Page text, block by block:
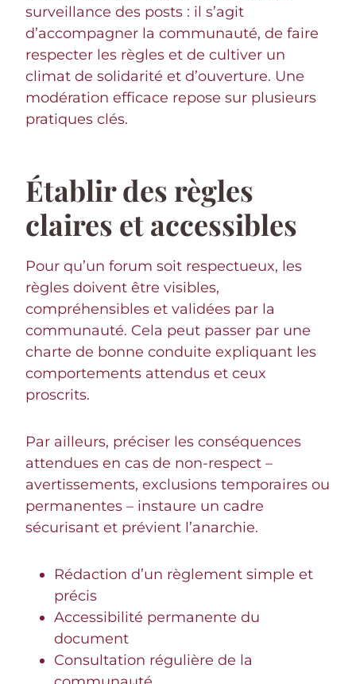
surveillance des posts : il s’agit
d’accompagner la communauté, de faire
respecter les règles et de cultiver un
climat de solidarité et d’ouverture. Une
modération efficace repose sur plusieurs
pratiques clés.
Établir des règles
claires et accessibles
Pour qu’un forum soit respectueux, les
règles doivent être visibles,
compréhensibles et validées par la
communauté. Cela peut passer par une
charte de bonne conduite expliquant les
comportements attendus et ceux
proscrits.
Par ailleurs, préciser les conséquences
attendues en cas de non-respect –
avertissements, exclusions temporaires ou
permanentes – instaure un cadre
sécurisant et prévient l’anarchie.
Rédaction d’un règlement simple et
précis
Accessibilité permanente du
document
Consultation régulière de la